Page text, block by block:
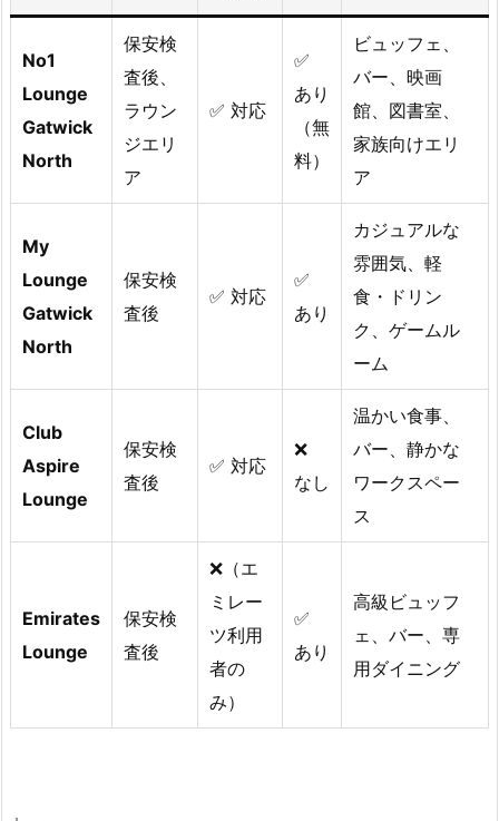
No1
Lounge
Gatwick
North
保安検
査後、
ラウン
ジエリ
ア
✅ 対応
✅
あり
（無
料）
ビュッフェ、
バー、映画
館、図書室、
家族向けエリ
ア
My
Lounge
Gatwick
North
保安検
査後
✅ 対応
✅
あり
カジュアルな
雰囲気、軽
食・ドリン
ク、ゲームル
ーム
Club
Aspire
Lounge
保安検
査後
✅ 対応
❌
なし
温かい食事、
バー、静かな
ワークスペー
ス
Emirates
Lounge
保安検
査後
❌（エ
ミレー
ツ利用
者の
み）
✅
あり
高級ビュッフ
ェ、バー、専
用ダイニング